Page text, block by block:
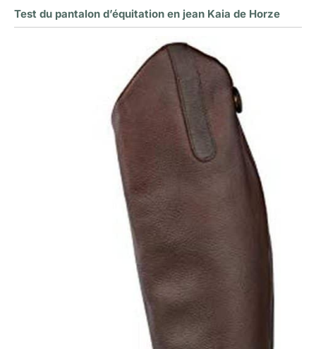
Test du pantalon d’équitation en jean Kaia de Horze